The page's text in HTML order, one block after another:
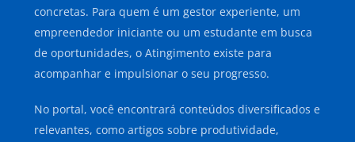
concretas. Para quem é um gestor experiente, um
empreendedor iniciante ou um estudante em busca
de oportunidades, o Atingimento existe para
acompanhar e impulsionar o seu progresso.
No portal, você encontrará conteúdos diversificados e
relevantes, como artigos sobre produtividade,